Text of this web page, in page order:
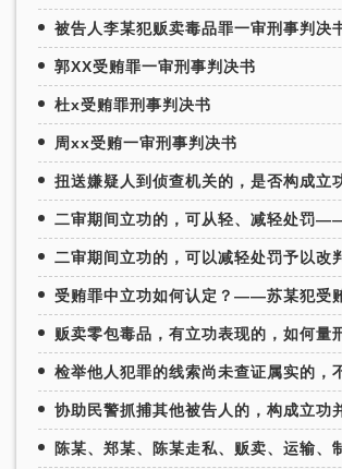
被告人李某犯贩卖毒品罪一审刑事判决
郭XX受贿罪一审刑事判决书
杜x受贿罪刑事判决书
周xx受贿一审刑事判决书
扭送嫌疑人到侦查机关的，是否构成
二审期间立功的，可从轻、减轻处罚
二审期间立功的，可以减轻处罚予以
受贿罪中立功如何认定？——苏某犯受
贩卖零包毒品，有立功表现的，如何
检举他人犯罪的线索尚未查证属实的
协助民警抓捕其他被告人的，构成立
陈某、郑某、陈某走私、贩卖、运输、